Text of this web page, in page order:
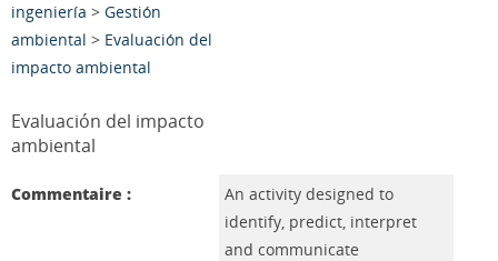
ingeniería > Gestión
ambiental > Evaluación del
impacto ambiental
Evaluación del impacto
ambiental
Commentaire :
An activity designed to
identify, predict, interpret
and communicate